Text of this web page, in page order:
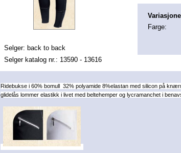
Farge:
Selger: back to back
Selger katalog nr.: 13590 - 13616
Ridebukse i 60% bomull 32% polyamide 8%elastan med silicon på
glidelås lommer elastikk i livet med beltehemper og lycramanchet i